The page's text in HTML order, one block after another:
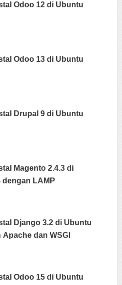
Odoo 12 di Ubuntu
Odoo 13 di Ubuntu
Drupal 9 di Ubuntu
Magento 2.4.3 di
dengan LAMP
Django 3.2 di Ubuntu
dan WSGI
Odoo 15 di Ubuntu